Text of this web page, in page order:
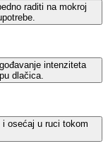
raditi na mokroj
intenziteta
dlačica.
osećaj u ruci tokom